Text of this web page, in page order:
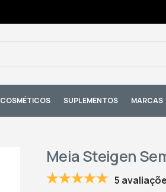
COSMÉTICOS SUPLEMENTOS MARCAS
Meia Steigen
5